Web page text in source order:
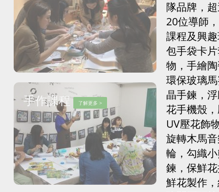
手作課程 了解更多 >
隊品牌，
20位導師
課程及興
包手袋卡
物，手繪
環保玻璃
晶手鍊，
花手機殼
UV壓花飾
旋轉木馬
輪，勾織
鍊，保鮮
鮮花製作